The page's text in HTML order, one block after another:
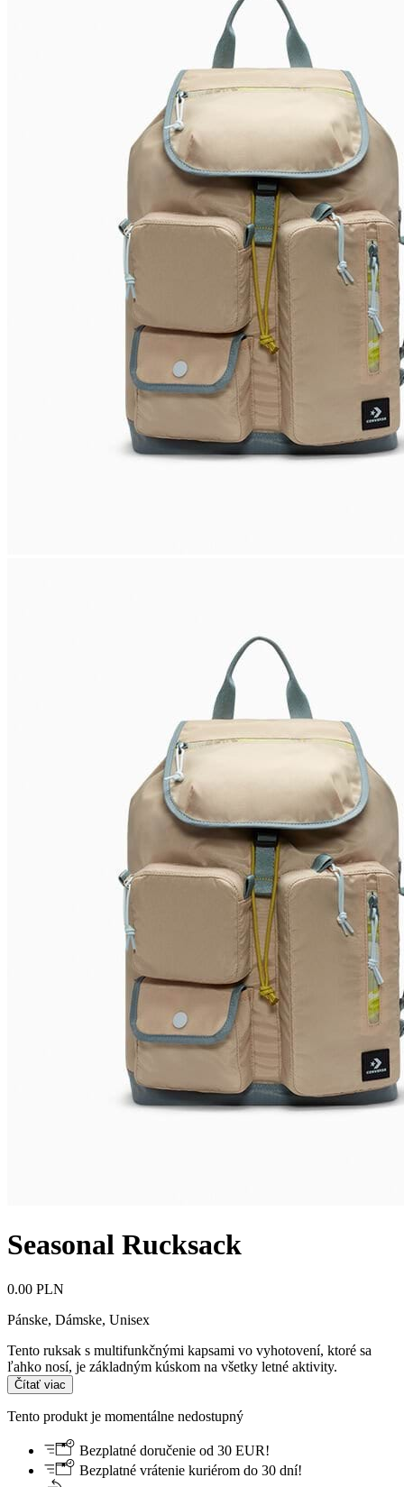
Seasonal Rucksack
0.00 PLN
Pánske, Dámske, Unisex
Tento ruksak s multifunkčnými kapsami vo vyhotovení, ktoré sa
ľahko nosí, je základným kúskom na všetky letné aktivity.
Čítať viac
Tento produkt je momentálne nedostupný
Bezplatné doručenie od 30 EUR!
Bezplatné vrátenie kuriérom do 30 dní!